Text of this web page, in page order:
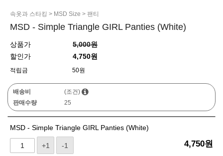
속옷과 스타킹 > MSD Size > 팬티
MSD - Simple Triangle GIRL Panties (White)
상품가
5,000원
할인가
4,750원
적립금 50원
배송비
(조건)
판매수량
25
MSD - Simple Triangle GIRL Panties (White)
+1 -1 4,750원